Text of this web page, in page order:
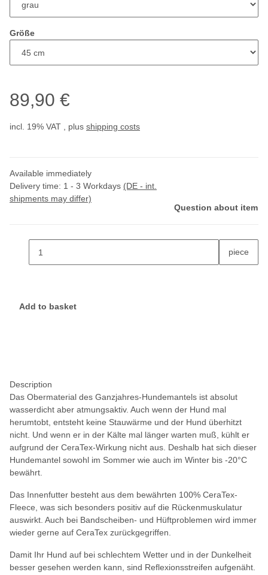
Größe
89,90 €
incl. 19% VAT , plus shipping costs
Available immediately
Delivery time: 1 - 3 Workdays (DE - int.
shipments may differ)
Question about item
piece
Add to basket
Description
Das Obermaterial des Ganzjahres-Hundemantels ist absolut
wasserdicht aber atmungsaktiv. Auch wenn der Hund mal
herumtobt, entsteht keine Stauwärme und der Hund überhitzt
nicht. Und wenn er in der Kälte mal länger warten muß, kühlt er
aufgrund der CeraTex-Wirkung nicht aus. Deshalb hat sich dieser
Hundemantel sowohl im Sommer wie auch im Winter bis -20°C
bewährt.
Das Innenfutter besteht aus dem bewährten 100% CeraTex-
Fleece, was sich besonders positiv auf die Rückenmuskulatur
auswirkt. Auch bei Bandscheiben- und Hüftproblemen wird immer
wieder gerne auf CeraTex zurückgegriffen.
Damit Ihr Hund auf bei schlechtem Wetter und in der Dunkelheit
besser gesehen werden kann, sind Reflexionsstreifen aufgenäht.